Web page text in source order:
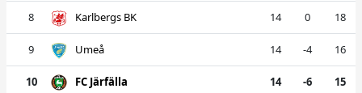
8 Karlbergs BK 14 0 18
9 Umeå 14 -4 16
10 FC Järfälla 14 -6 15